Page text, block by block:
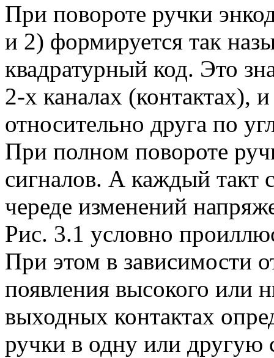
При повороте ручки
и 2) формируется так
квадратурный код. Это
2-х каналах (контактах),
относительно друга по
При полном повороте
сигналов. А каждый такт
череде изменений
Рис. 3.1 условно
При этом в зависимости
появления высокого или
выходных контактах
ручки в одну или другую